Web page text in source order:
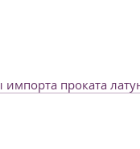
проката